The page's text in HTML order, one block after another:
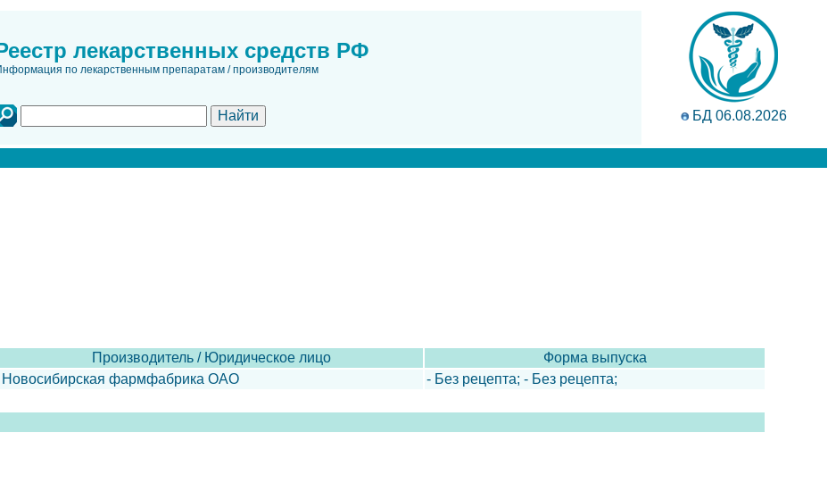
лекарственных средств РФ
по лекарственным препаратам / производителям
БД 06.08.2026
Производитель / Юридическое лицо
Форма выпуска
Новосибирская фармфабрика ОАО - Без рецепта; - Без рецепта;